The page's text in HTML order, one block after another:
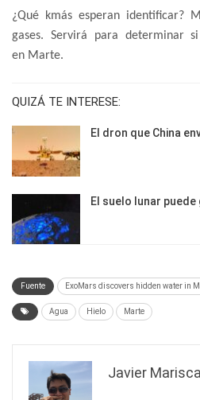
¿Qué kmás esperan identificar?
gases. Servirá para determinar
en Marte.
QUIZÁ TE INTERESE:
El dron que China
El suelo lunar puede
Fuente ExoMars discovers hidden water in
Agua Hielo Marte
Javier